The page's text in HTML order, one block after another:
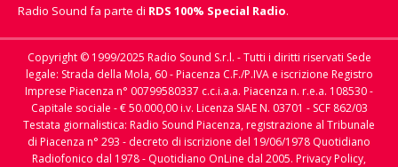
Radio Sound fa parte di RDS 100% Special Radio.
Copyright © 1999/2025 Radio Sound S.r.l. - Tutti i diritti riservati Sede
legale: Strada della Mola, 60 - Piacenza C.F./P.IVA e iscrizione Registro
Imprese Piacenza n° 00799580337 c.c.i.a.a. Piacenza n. r.e.a. 108530 -
Capitale sociale - € 50.000,00 i.v. Licenza SIAE N. 03701 - SCF 862/03
Testata giornalistica: Radio Sound Piacenza, registrazione al Tribunale
di Piacenza n° 293 - decreto di iscrizione del 19/06/1978 Quotidiano
Radiofonico dal 1978 - Quotidiano OnLine dal 2005. Privacy Policy,